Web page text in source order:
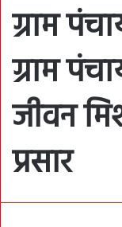
ग्राम
ग्राम
जीवन
प्रसार